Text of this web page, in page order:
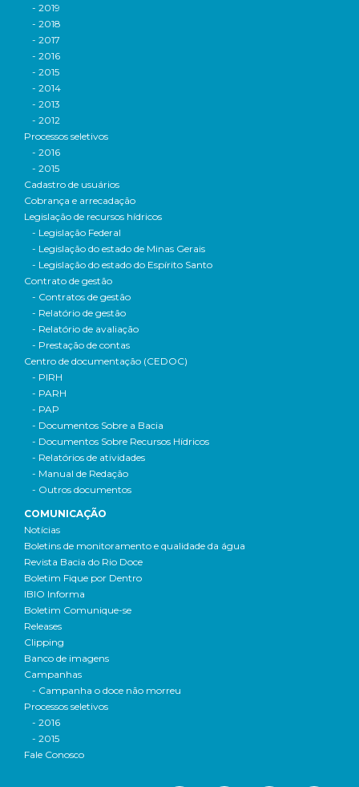
- 2019
- 2018
- 2017
- 2016
- 2015
- 2014
- 2013
- 2012
Processos seletivos
- 2016
- 2015
Cadastro de usuários
Cobrança e arrecadação
Legislação de recursos hídricos
- Legislação Federal
- Legislação do estado de Minas Gerais
- Legislação do estado do Espírito Santo
Contrato de gestão
- Contratos de gestão
- Relatório de gestão
- Relatório de avaliação
- Prestação de contas
Centro de documentação (CEDOC)
- PIRH
- PARH
- PAP
- Documentos Sobre a Bacia
- Documentos Sobre Recursos Hídricos
- Relatórios de atividades
- Manual de Redação
- Outros documentos
COMUNICAÇÃO
Notícias
Boletins de monitoramento e qualidade da água
Revista Bacia do Rio Doce
Boletim Fique por Dentro
IBIO Informa
Boletim Comunique-se
Releases
Clipping
Banco de imagens
Campanhas
- Campanha o doce não morreu
Processos seletivos
- 2016
- 2015
Fale Conosco